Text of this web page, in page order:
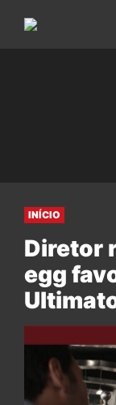
INÍCIO
Diretor
egg